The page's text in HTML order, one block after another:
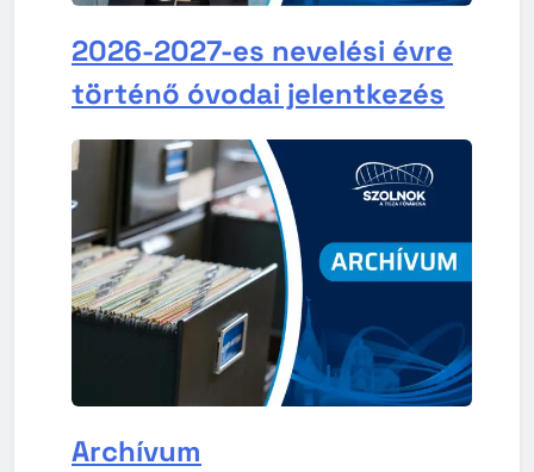
2026-2027-es nevelési évre
történő óvodai jelentkezés
Archívum